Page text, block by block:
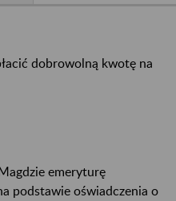
dobrowolną kwotę na
emeryturę
podstawie oświadczenia o